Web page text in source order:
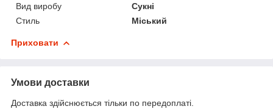
Вид виробу
Сукні
Стиль
Міський
Приховати
Умови доставки
Доставка здійснюється тільки по передоплаті.